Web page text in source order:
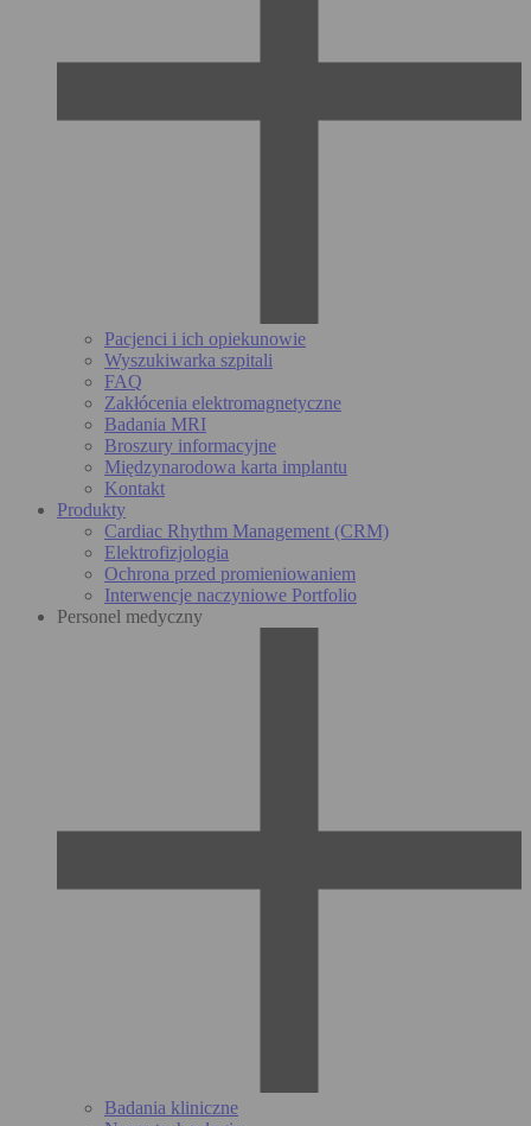
Pacjenci i ich opiekunowie
Wyszukiwarka szpitali
FAQ
Zakłócenia elektromagnetyczne
Badania MRI
Broszury informacyjne
Międzynarodowa karta implantu
Kontakt
Produkty
Cardiac Rhythm Management (CRM)
Elektrofizjologia
Ochrona przed promieniowaniem
Interwencje naczyniowe Portfolio
Personel medyczny
Badania kliniczne